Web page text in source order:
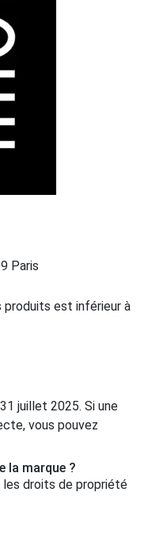
Paris
produits est inférieur à
juillet 2025. Si une
vous pouvez
la marque ?
les droits de propriété